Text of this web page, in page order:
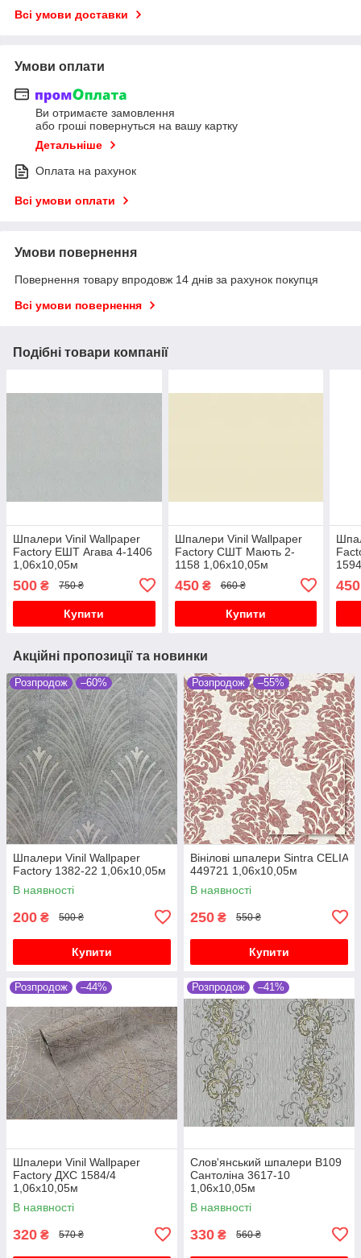
Всі умови доставки
Умови оплати
Ви отримаєте замовлення
або гроші повернуться на вашу картку
Детальніше
Оплата на рахунок
Всі умови оплати
Умови повернення
Повернення товару впродовж 14 днів за рахунок покупця
Всі умови повернення
Подібні товари компанії
Шпалери Vinil Wallpaper
Factory ЕШТ Агава 4-1406
1,06х10,05м
500 ₴ 750 ₴
Купити
Шпалери Vinil Wallpaper
Factory СШТ Мають 2-
1158 1,06х10,05м
450₴ 660 ₴
Купити
450
Акційні пропозиції та новинки
Розпродож –60%
Шпалери Vinil Wallpaper
Factory 1382-22 1,06х10,05м
В наявності
200 ₴ 500 ₴
Купити
Розпродож –55%
Вінілові шпалери Sintra CELIA
449721 1,06х10,05м
В наявності
250 ₴ 550 ₴
Купити
Розпродож –44%
Шпалери Vinil Wallpaper
Factory ДХС 1584/4
1,06х10,05м
В наявності
320 ₴ 570 ₴
Розпродож –41%
Слов'янський шпалери В109
Сантоліна 3617-10
1,06х10,05м
В наявності
330 ₴ 560 ₴